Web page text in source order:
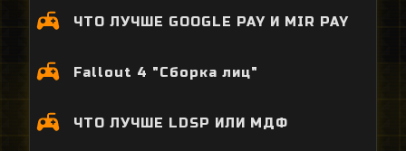
ЧТО ЛУЧШЕ GOOGLE PAY И MIR PAY
Fallout 4 "Сборка лиц"
ЧТО ЛУЧШЕ LDSP ИЛИ МДФ